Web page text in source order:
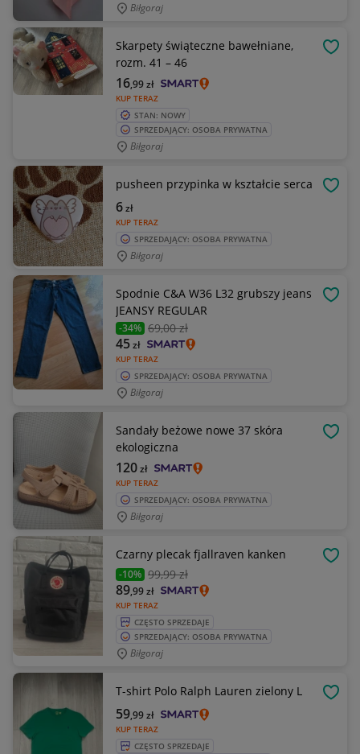
Biłgoraj
Skarpety świąteczne bawełniane,
rozm. 41 – 46
KUP TERAZ
16,99zł
STAN: NOWY
SPRZEDAJĄCY: OSOBA PRYWATNA
Biłgoraj
pusheen przypinka w kształcie serca
KUP TERAZ
6zł
SPRZEDAJĄCY: OSOBA PRYWATNA
Biłgoraj
Spodnie C&A W36 L32 grubszy jeans
JEANSY REGULAR
-34% 69,00 zł
KUP TERAZ
45zł
SPRZEDAJĄCY: OSOBA PRYWATNA
Biłgoraj
Sandały beżowe nowe 37 skóra
ekologiczna
KUP TERAZ
120zł
SPRZEDAJĄCY: OSOBA PRYWATNA
Biłgoraj
Czarny plecak fjallraven kanken
-10% 99,99 zł
KUP TERAZ
89,99zł
CZĘSTO SPRZEDAJE
SPRZEDAJĄCY: OSOBA PRYWATNA
Biłgoraj
T-shirt Polo Ralph Lauren zielony L
KUP TERAZ
59,99zł
CZĘSTO SPRZEDAJE